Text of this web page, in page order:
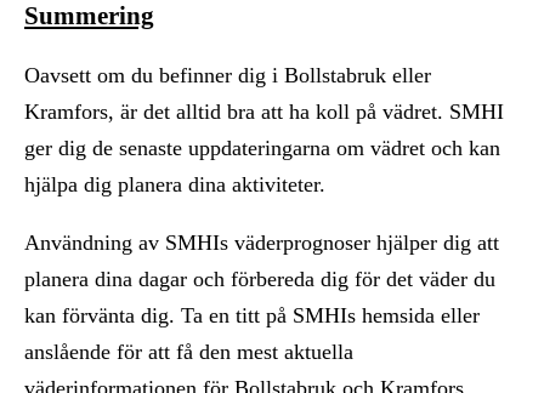
Summering
Oavsett om du befinner dig i Bollstabruk eller
Kramfors, är det alltid bra att ha koll på vädret. SMHI
ger dig de senaste uppdateringarna om vädret och kan
hjälpa dig planera dina aktiviteter.
Användning av SMHIs väderprognoser hjälper dig att
planera dina dagar och förbereda dig för det väder du
kan förvänta dig. Ta en titt på SMHIs hemsida eller
anslående för att få den mest aktuella